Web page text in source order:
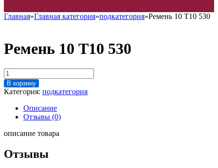
Главная»Главная категория»подкатегория»Ремень 10 Т10 530
Ремень 10 Т10 530
Количество
товара
Ремень
Т10
В корзину
Категория: подкатегория
Описание
Отзывы (0)
описание товара
Отзывы